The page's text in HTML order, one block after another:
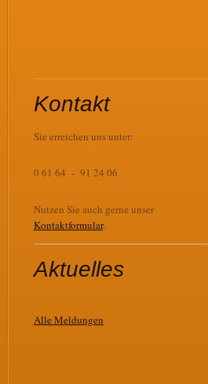
Kontakt
Sie erreichen uns unter:
0 61 64 - 91 24 06
Nutzen Sie auch gerne unser
Kontaktformular.
Aktuelles
Alle Meldungen